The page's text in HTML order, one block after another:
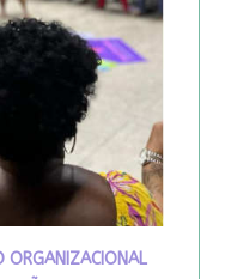
ORGANIZACIONAL